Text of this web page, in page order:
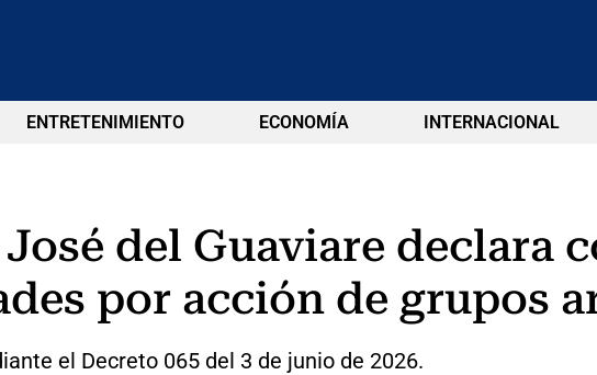
ENTRETENIMIENTO ECONOMÍA INTERNACIONAL
del Guaviare declara
por acción de grupos
el Decreto 065 del 3 de junio de 2026.